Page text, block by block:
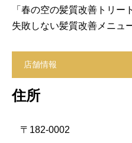
「春の空の髪質改善トリ
失敗しない髪質改善メニュ
店舗情報
住所
〒182-0002